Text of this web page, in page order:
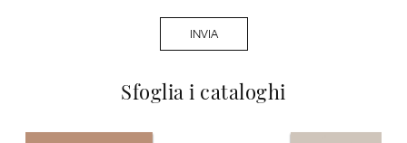
Sfoglia i cataloghi
INVIA